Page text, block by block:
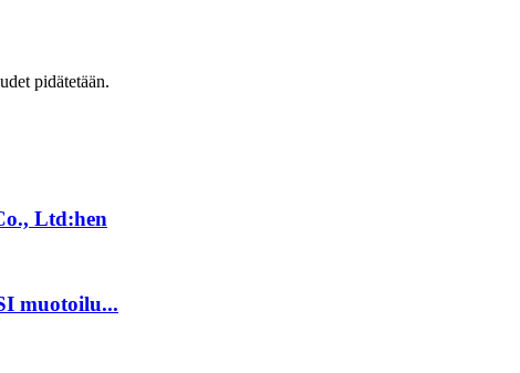
pidätetään.
Ltd:hen
muotoilu...